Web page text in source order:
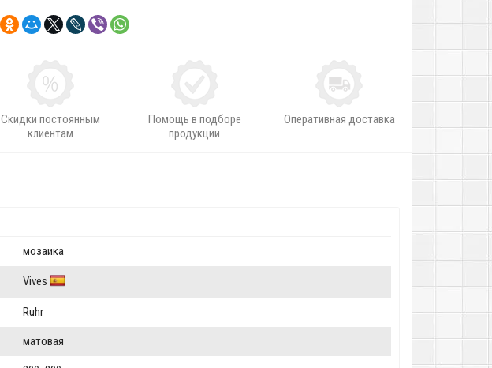
Скидки постоянным
клиентам
Помощь в подборе
продукции
Оперативная доставка
мозаика
Vives
Ruhr
матовая